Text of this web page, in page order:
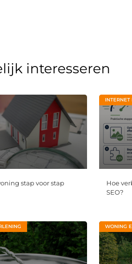
interesseren
stap voor stap
INTERNET
Hoe
SEO?
WONING